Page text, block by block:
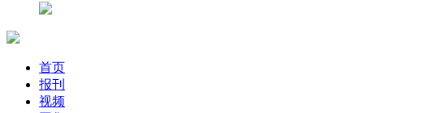
首页
报刊
视频